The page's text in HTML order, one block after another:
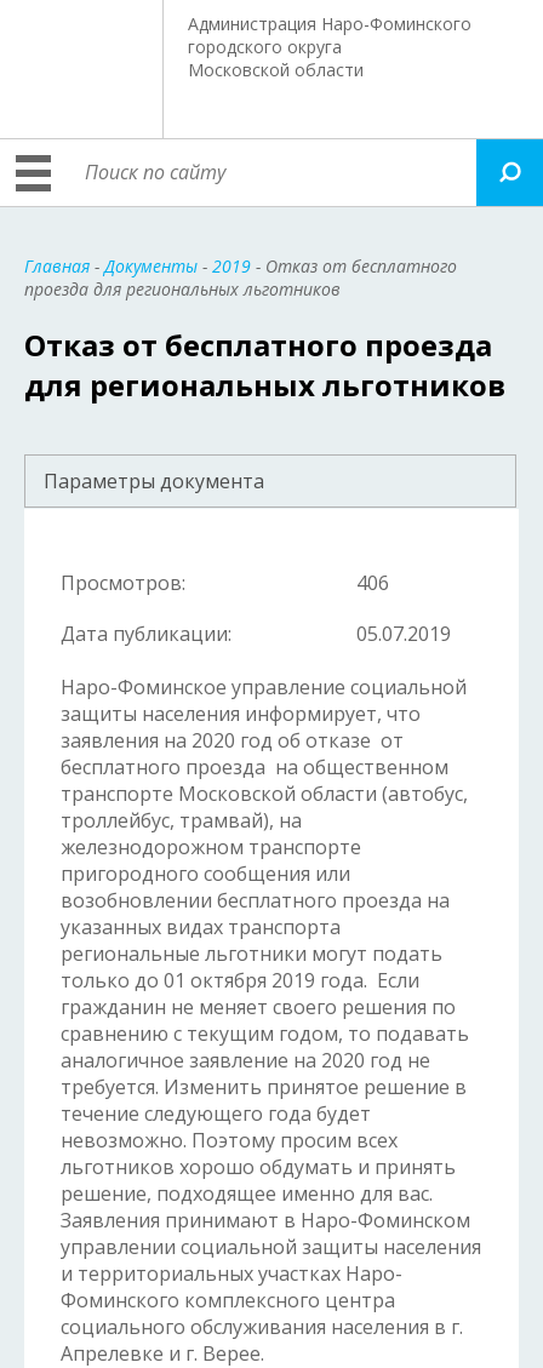
Администрация Наро-Фоминского
городского округа
Московской области
Главная -Документы - 2019 - Отказ от бесплатного
проезда для региональных льготников
Отказ от бесплатного проезда
для региональных льготников
Параметры документа
Просмотров:
406
Дата публикации:
05.07.2019
Наро-Фоминское управление социальной
защиты населения информирует, что
заявления на 2020 год об отказе от
бесплатного проезда на общественном
транспорте Московской области (автобус,
троллейбус, трамвай), на
железнодорожном транспорте
пригородного сообщения или
возобновлении бесплатного проезда на
указанных видах транспорта
региональные льготники могут подать
только до 01 октября 2019 года. Если
гражданин не меняет своего решения по
сравнению с текущим годом, то подавать
аналогичное заявление на 2020 год не
требуется. Изменить принятое решение в
течение следующего года будет
невозможно. Поэтому просим всех
льготников хорошо обдумать и принять
решение, подходящее именно для вас.
Заявления принимают в Наро-Фоминском
управлении социальной защиты населения
и территориальных участках Наро-
Фоминского комплексного центра
социального обслуживания населения в г.
Апрелевке и г. Верее.